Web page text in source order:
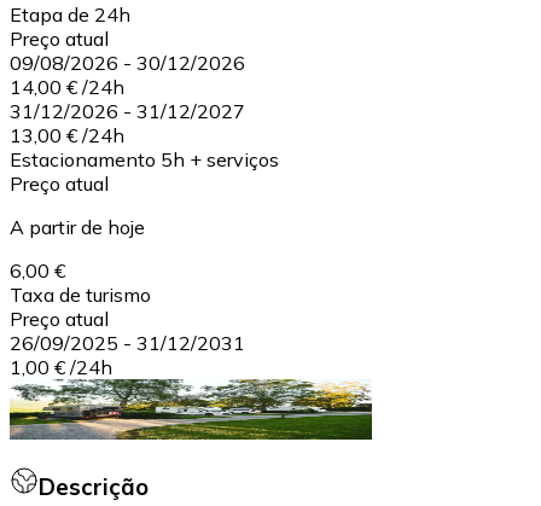
Etapa de 24h
Preço atual
09/08/2026 - 30/12/2026
14,00 € /24h
31/12/2026 - 31/12/2027
13,00 € /24h
Estacionamento 5h + serviços
Preço atual
A partir de hoje
6,00 €
Taxa de turismo
Preço atual
26/09/2025 - 31/12/2031
1,00 € /24h
Descrição